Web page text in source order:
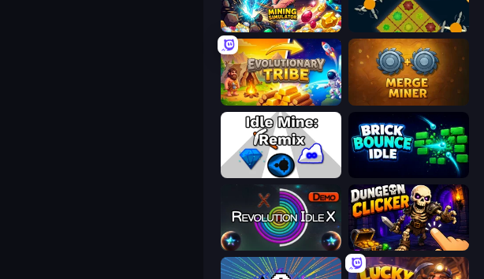
Mining Simulator Farm Drones
Evolutionary Tribe Merge Miner
Idle Mine: Remix Brick Bounce Idle
Revolution Idle X Dungeon Clicker